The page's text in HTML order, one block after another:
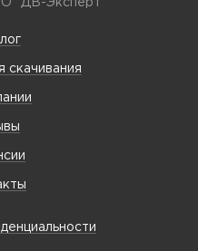
"ДВ-Эксперт"
скачивания